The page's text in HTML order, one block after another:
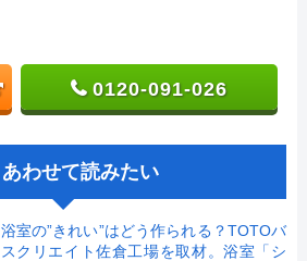
0120-091-026
あわせて読みたい
浴室の”きれい”はどう作られる？TOTOバ
スクリエイト佐倉工場を取材。浴室「シ